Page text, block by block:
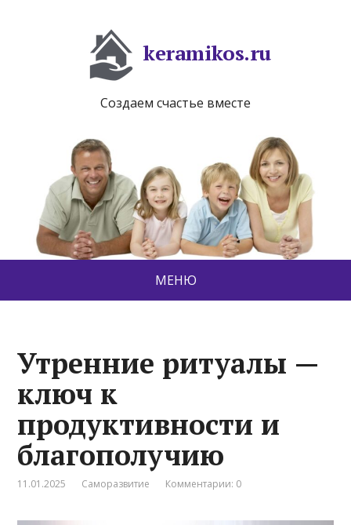
keramikos.ru
Создаем счастье вместе
МЕНЮ
Утренние ритуалы —
ключ к
продуктивности и
благополучию
11.01.2025 Саморазвитие Комментарии: 0